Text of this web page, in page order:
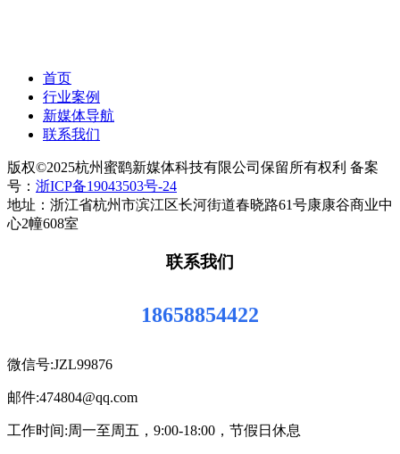
首页
行业案例
新媒体导航
联系我们
版权©2025杭州蜜鹞新媒体科技有限公司保留所有权利 备案
号： 浙ICP备19043503号-24
地址：浙江省杭州市滨江区长河街道春晓路61号康康谷商业中
心2幢608室
联系我们
18658854422
微信号:JZL99876
邮件:474804@qq.com
工作时间:周一至周五，9:00-18:00，节假日休息